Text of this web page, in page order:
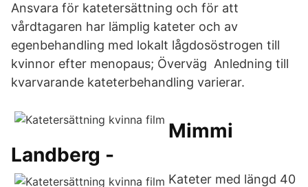
Ansvara för katetersättning och för att
vårdtagaren har lämplig kateter och av
egenbehandling med lokalt lågdosöstrogen till
kvinnor efter menopaus; Överväg Anledning till
kvarvarande kateterbehandling varierar.
Mimmi
Landberg -
Kateter med längd 40